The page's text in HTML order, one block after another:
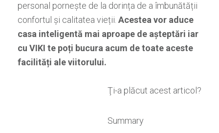
personal pornește de la dorința de a îmbunătății
confortul și calitatea vieții. Acestea vor aduce
casa inteligentă mai aproape de așteptări iar
cu VIKI te poți bucura acum de toate aceste
facilități ale viitorului.
Ţi-a plăcut acest articol?
Summary